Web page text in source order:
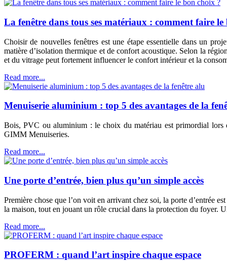
La fenêtre dans tous ses matériaux : comment faire
Choisir de nouvelles fenêtres est une étape essentielle dans un
matière d’isolation thermique et de confort acoustique. Selon la
et du vitrage peut fortement influencer le confort intérieur et la
Read more...
Menuiserie aluminium : top 5 des avantages de la
Bois, PVC ou aluminium : le choix du matériau est primordial lors
GIMM Menuiseries.
Read more...
Une porte d’entrée, bien plus qu’un simple accès
Première chose que l’on voit en arrivant chez soi, la porte d’entrée
la maison, tout en jouant un rôle crucial dans la protection du foyer.
Read more...
PROFERM : quand l’art inspire chaque espace